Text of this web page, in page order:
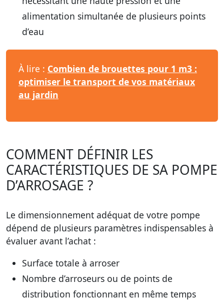
alimentation simultanée de plusieurs points
d’eau
À lire : Combien de brouettes pour 1 m3 :
optimiser le transport de vos matériaux
au jardin
COMMENT DÉFINIR LES
CARACTÉRISTIQUES DE SA POMPE
D’ARROSAGE ?
Le dimensionnement adéquat de votre pompe
dépend de plusieurs paramètres indispensables à
évaluer avant l’achat :
Surface totale à arroser
Nombre d’arroseurs ou de points de
distribution fonctionnant en même temps